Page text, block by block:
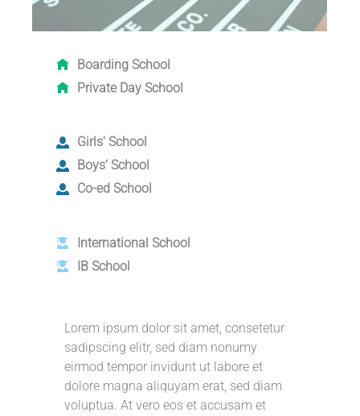
Boarding School
Private Day School
Girls‘ School
Boys‘ School
Co-ed School
International School
IB School
Lorem ipsum dolor sit amet, consetetur
sadipscing elitr, sed diam nonumy
eirmod tempor invidunt ut labore et
dolore magna aliquyam erat, sed diam
voluptua. At vero eos et accusam et